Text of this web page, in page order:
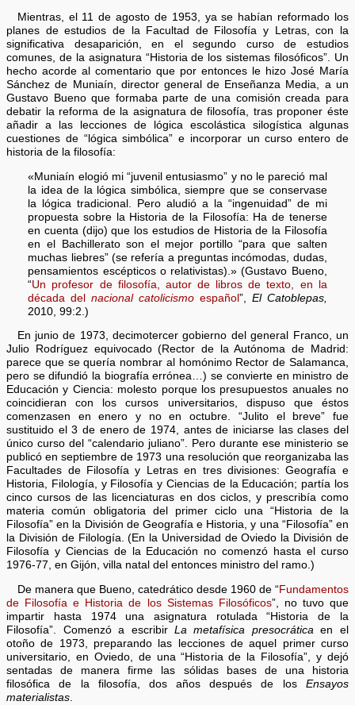
Mientras, el 11 de agosto de 1953, ya se habían reformado los
planes de estudios de la Facultad de Filosofía y Letras, con la
significativa desaparición, en el segundo curso de estudios
comunes, de la asignatura “Historia de los sistemas filosóficos”. Un
hecho acorde al comentario que por entonces le hizo José María
Sánchez de Muniaín, director general de Enseñanza Media, a un
Gustavo Bueno que formaba parte de una comisión creada para
debatir la reforma de la asignatura de filosofía, tras proponer éste
añadir a las lecciones de lógica escolástica silogística algunas
cuestiones de “lógica simbólica” e incorporar un curso entero de
historia de la filosofía:
«Muniaín elogió mi “juvenil entusiasmo” y no le pareció mal
la idea de la lógica simbólica, siempre que se conservase
la lógica tradicional. Pero aludió a la “ingenuidad” de mi
propuesta sobre la Historia de la Filosofía: Ha de tenerse
en cuenta (dijo) que los estudios de Historia de la Filosofía
en el Bachillerato son el mejor portillo “para que salten
muchas liebres” (se refería a preguntas incómodas, dudas,
pensamientos escépticos o relativistas).» (Gustavo Bueno,
“Un profesor de filosofía, autor de libros de texto, en la
década delnacional catolicismo español ”, El Catoblepas,
2010, 99:2.)
En junio de 1973, decimotercer gobierno del general Franco, un
Julio Rodríguez equivocado (Rector de la Autónoma de Madrid:
parece que se quería nombrar al homónimo Rector de Salamanca,
pero se difundió la biografía errónea…) se convierte en ministro de
Educación y Ciencia: molesto porque los presupuestos anuales no
coincidieran con los cursos universitarios, dispuso que éstos
comenzasen en enero y no en octubre. “Julito el breve” fue
sustituido el 3 de enero de 1974, antes de iniciarse las clases del
único curso del “calendario juliano”. Pero durante ese ministerio se
publicó en septiembre de 1973 una resolución que reorganizaba las
Facultades de Filosofía y Letras en tres divisiones: Geografía e
Historia, Filología, y Filosofía y Ciencias de la Educación; partía los
cinco cursos de las licenciaturas en dos ciclos, y prescribía como
materia común obligatoria del primer ciclo una “Historia de la
Filosofía” en la División de Geografía e Historia, y una “Filosofía” en
la División de Filología. (En la Universidad de Oviedo la División de
Filosofía y Ciencias de la Educación no comenzó hasta el curso
1976-77, en Gijón, villa natal del entonces ministro del ramo.)
De manera que Bueno, catedrático desde 1960 de “Fundamentos
de Filosofía e Historia de los Sistemas Filosóficos”, no tuvo que
impartir hasta 1974 una asignatura rotulada “Historia de la
Filosofía”. Comenzó a escribir La metafísica presocráticaen el
otoño de 1973, preparando las lecciones de aquel primer curso
universitario, en Oviedo, de una “Historia de la Filosofía”, y dejó
sentadas de manera firme las sólidas bases de una historia
filosófica de la filosofía, dos años después de los Ensayos
materialistas.